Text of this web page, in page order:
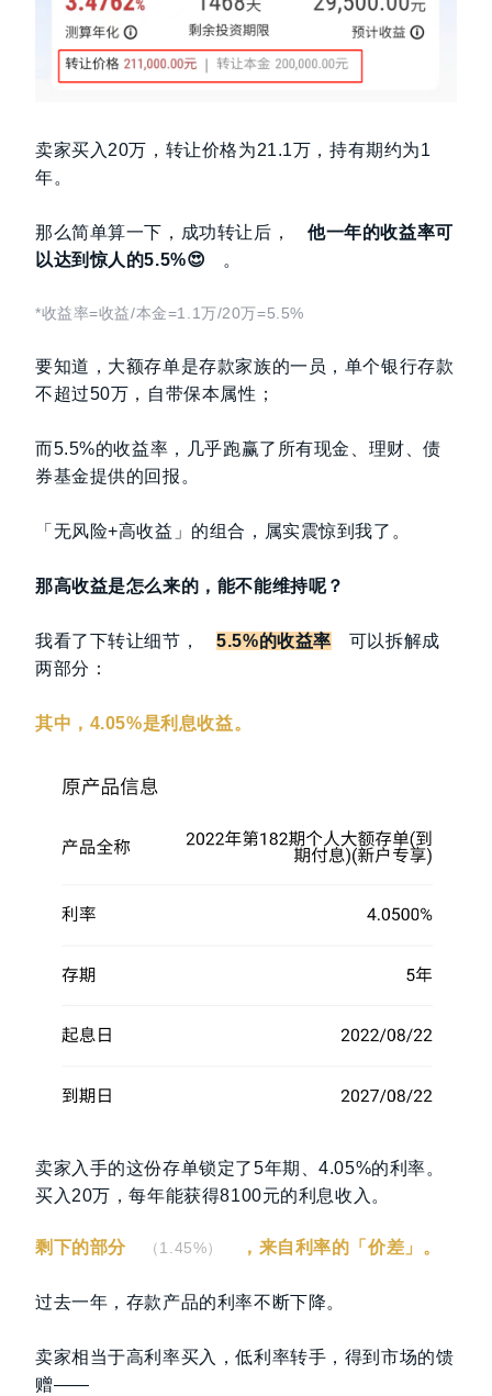
卖家买入20万，转让价格为21.1万，持有期约为1
年。
那么简单算一下，成功转让后，
他一年的收益率可
以达到惊人的5.5%😍 。
*收益率=收益/本金=1.1万/20万=5.5%
要知道，大额存单是存款家族的一员，单个银行存款
不超过50万，自带保本属性；
而5.5%的收益率，几乎跑赢了所有现金、理财、债
券基金提供的回报。
「无风险+高收益」的组合，属实震惊到我了。
那高收益是怎么来的，能不能维持呢？
我看了下转让细节， 5.5%的收益率
可以拆解成
两部分：
其中，4.05%是利息收益。
卖家入手的这份存单锁定了5年期、4.05%的利率。
买入20万，每年能获得8100元的利息收入。
剩下的部分 （1.45%） ，来自利率的「价差」。
过去一年，存款产品的利率不断下降。
卖家相当于高利率买入，低利率转手，得到市场的馈
赠——